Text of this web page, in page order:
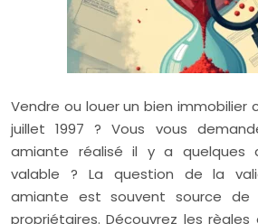
Vendre ou louer un bien immobilier
juillet 1997 ? Vous vous
amiante réalisé il y a quelques
valable ? La question de la
amiante est souvent source de
propriétaires. Découvrez les